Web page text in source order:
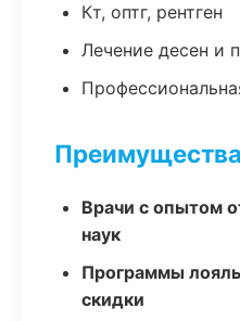
Кт, оптг, рентген
Лечение десен и
Врачи с опытом
наук
Программы
скидки